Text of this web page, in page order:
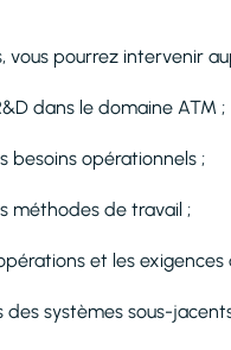
vous pourrez intervenir
dans le domaine ATM ;
besoins opérationnels ;
méthodes de travail ;
et les
systèmes sous-